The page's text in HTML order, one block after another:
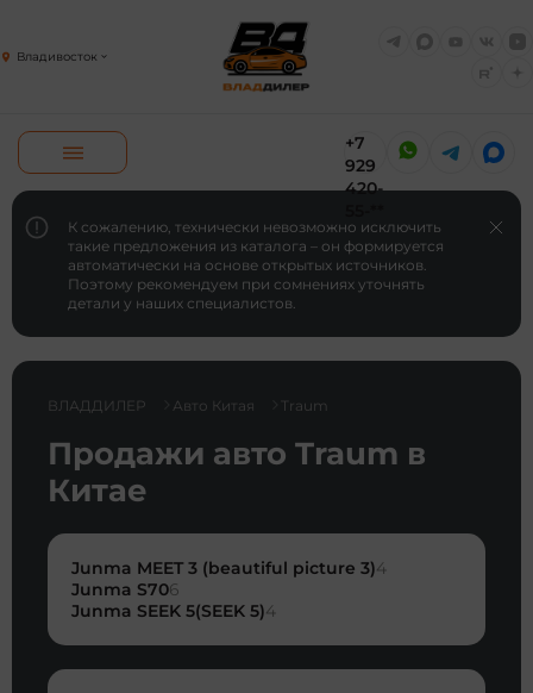
Владивосток
+7
929
420-
К сожалению, технически невозможно исключить
такие предложения из каталога – он формируется
автоматически на основе открытых источников.
Поэтому рекомендуем при сомнениях уточнять
детали у наших специалистов.
ВЛАДДИЛЕР Авто Китая Traum
Продажи авто Traum в
Китае
Junma MEET 3 (beautiful picture 3)4
Junma S706
Junma SEEK 5(SEEK 5)4